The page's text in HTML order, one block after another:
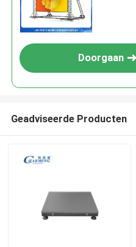
Doorgaan
Geadviseerde Producten